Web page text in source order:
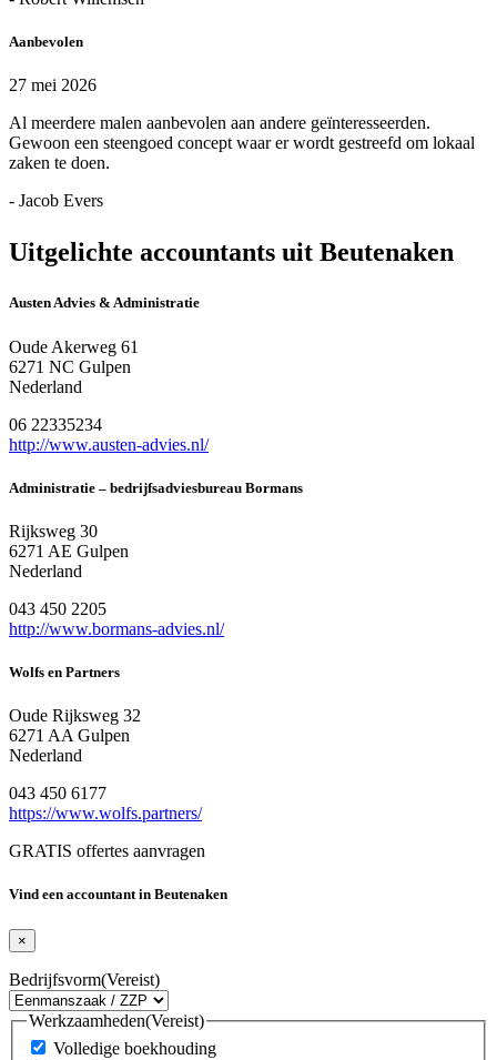
Aanbevolen
27 mei 2026
Al meerdere malen aanbevolen aan andere geïnteresseerden.
Gewoon een steengoed concept waar er wordt gestreefd om lokaal
zaken te doen.
- Jacob Evers
Uitgelichte accountants uit Beutenaken
Austen Advies & Administratie
Oude Akerweg 61
6271 NC Gulpen
Nederland
06 22335234
http://www.austen-advies.nl/
Administratie – bedrijfsadviesbureau Bormans
Rijksweg 30
6271 AE Gulpen
Nederland
043 450 2205
http://www.bormans-advies.nl/
Wolfs en Partners
Oude Rijksweg 32
6271 AA Gulpen
Nederland
043 450 6177
https://www.wolfs.partners/
GRATIS offertes aanvragen
Vind een accountant in Beutenaken
×
Bedrijfsvorm(Vereist)
Werkzaamheden(Vereist)
Volledige boekhouding